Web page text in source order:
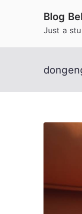
Blog
Just a